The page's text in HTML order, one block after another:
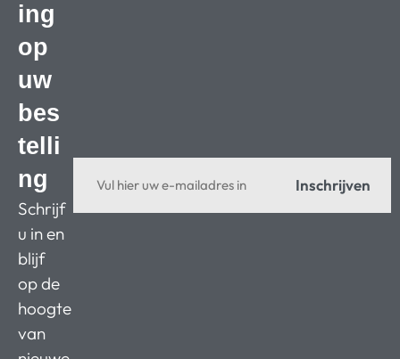
ing
op
uw
bes
telli
ng
Schrijf
u in en
blijf
op de
hoogte
van
Inschrijven